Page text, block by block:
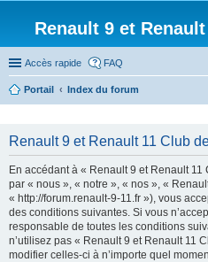
Renault 9 et
Accès rapide FAQ
Portail
Index du forum
Renault 9 et Renault 11 Club
En accédant à « Renault 9 et Renault
par « nous », « notre », « nos », «
« http://forum.renault-9-11.fr »), vous
des conditions suivantes. Si vous
responsable de toutes les conditions
n’utilisez pas « Renault 9 et Renault 11
modifier celles-ci à n’importe quel